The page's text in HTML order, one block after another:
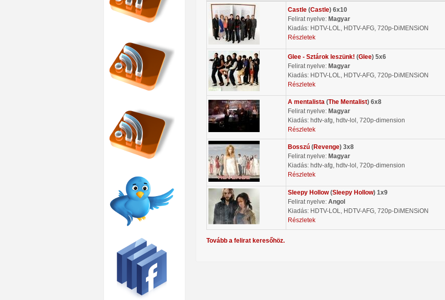
Castle (Castle) 6x10
Felirat nyelve: Magyar
Kiadás: HDTV-LOL, HDTV-AFG, 720p-DiMENSiON
Részletek
Glee - Sztárok leszünk! (Glee) 5x6
Felirat nyelve: Magyar
Kiadás: HDTV-LOL, HDTV-AFG, 720p-DiMENSiON
Részletek
A mentalista (The Mentalist) 6x8
Felirat nyelve: Magyar
Kiadás: hdtv-afg, hdtv-lol, 720p-dimension
Részletek
Bosszú (Revenge) 3x8
Felirat nyelve: Magyar
Kiadás: hdtv-afg, hdtv-lol, 720p-dimension
Részletek
Sleepy Hollow(Sleepy Hollow) 1x9
Felirat nyelve: Angol
Kiadás: HDTV-LOL, HDTV-AFG, 720p-DiMENSiON
Részletek
Tovább a felirat keresőhöz.